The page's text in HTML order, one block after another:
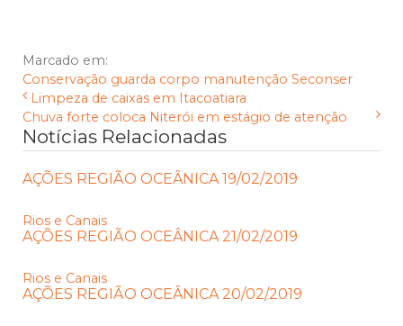
Marcado em:
Conservação guarda corpo manutenção Seconser
Limpeza de caixas em Itacoatiara
Chuva forte coloca Niterói em estágio de atenção
Notícias Relacionadas
AÇÕES REGIÃO OCEÂNICA 19/02/2019
Rios e Canais
AÇÕES REGIÃO OCEÂNICA 21/02/2019
Rios e Canais
AÇÕES REGIÃO OCEÂNICA 20/02/2019